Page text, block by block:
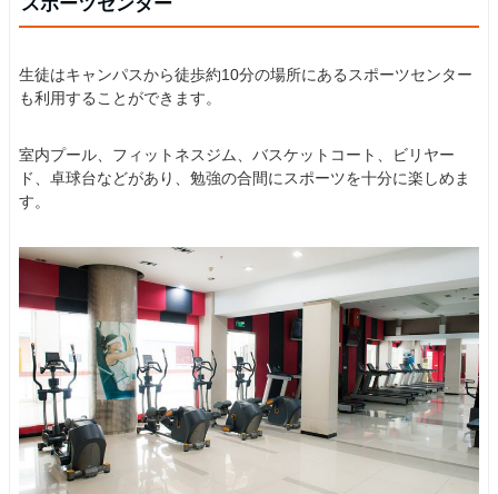
生徒はキャンパスから徒歩約10分の場所にあるスポーツセンター
も利用することができます。
室内プール、フィットネスジム、バスケットコート、ビリヤー
ド、卓球台などがあり、勉強の合間にスポーツを十分に楽しめま
す。